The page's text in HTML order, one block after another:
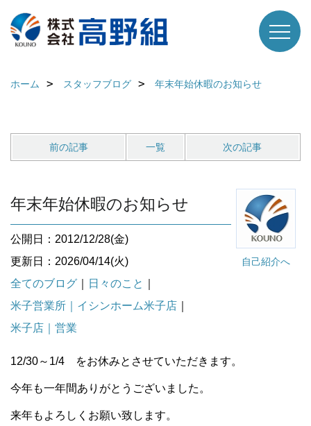
ホーム スタッフブログ 年末年始休暇のお知らせ
前の記事 一覧 次の記事
自己紹介へ
年末年始休暇のお知らせ
公開日：2012/12/28(金)
更新日：2026/04/14(火)
全てのブログ
日々のこと
米子営業所｜イシンホーム米子店
米子店｜営業
12/30～1/4 をお休みとさせていただきます。
今年も一年間ありがとうございました。
来年もよろしくお願い致します。